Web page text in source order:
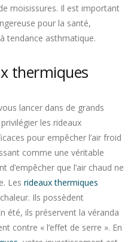
moisissures. Il est important
pour la santé,
tendance asthmatique.
thermiques
lancer dans de grands
les rideaux
pour empêcher l’air froid
comme une véritable
que l’air chaud ne
Les rideaux thermiques
Ils possèdent
été, ils préservent la véranda
contre « l’effet de serre ». En